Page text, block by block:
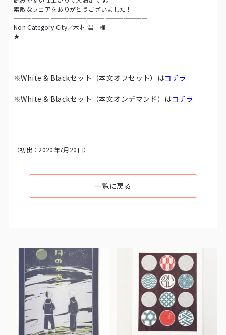
素敵なフェアをありがとうございました！
——————————————————————-
Non Category City／木村 温 様
★
※White & Blackセット（本文オフセット）はコチラ
※White & Blackセット（本文オンデマンド）はコチラ
（初出：2020年7月20日）
一覧に戻る